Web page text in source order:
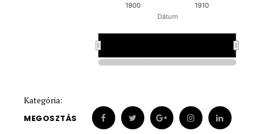
Dátum
1900 1910
Kategória:
MEGOSZTÁS